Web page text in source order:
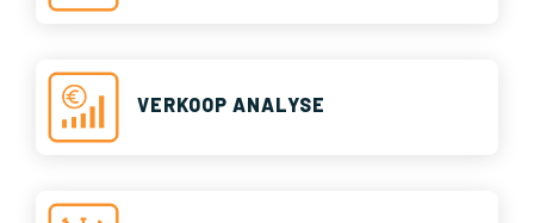
VERKOOP ANALYSE